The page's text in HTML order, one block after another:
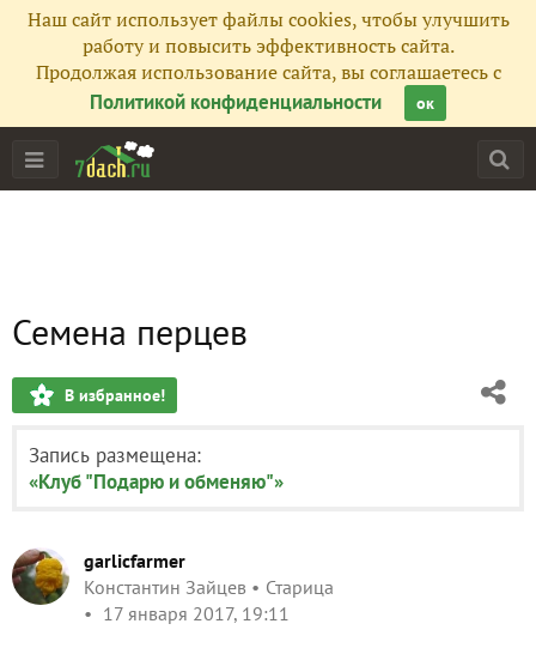
Наш сайт использует файлы cookies, чтобы улучшить
работу и повысить эффективность сайта.
Продолжая использование сайта, вы соглашаетесь с
Политикой конфиденциальности
ок
Семена перцев
В избранное!
Запись размещена:
«Клуб "Подарю и обменяю"»
garlicfarmer
Константин Зайцев
Старица
17 января 2017, 19:11